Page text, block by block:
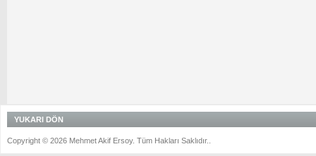
YUKARI DÖN
Copyright © 2026 Mehmet Akif Ersoy. Tüm Hakları Saklıdır..